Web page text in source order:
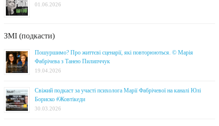
01.06.2026
ЗМІ (подкасти)
Пошуршимо? Про життєві сценарії, які повторюються. © Марія
Фабрічева з Танею Пилипччук
19.04.2026
Свіжий подкаст за участі психолога Марії Фабрічевої на каналі Юлі
Бориско #Жовтікеди
30.03.2026